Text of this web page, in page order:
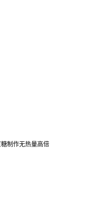
制作无热量高倍